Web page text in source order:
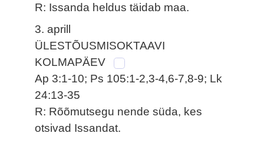
R: Issanda heldus täidab maa.
3. aprill
ÜLESTÕUSMISOKTAAVI
KOLMAPÄEV
Ap 3:1-10; Ps 105:1-2,3-4,6-7,8-9; Lk
24:13-35
R: Rõõmutsegu nende süda, kes
otsivad Issandat.